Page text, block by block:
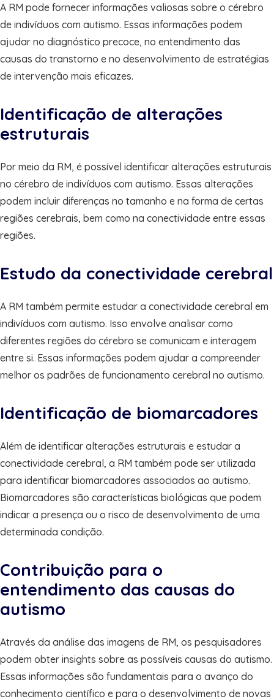
A RM pode fornecer informações valiosas sobre o cérebro
de indivíduos com autismo. Essas informações podem
ajudar no diagnóstico precoce, no entendimento das
causas do transtorno e no desenvolvimento de estratégias
de intervenção mais eficazes.
Identificação de alterações
estruturais
Por meio da RM, é possível identificar alterações estruturais
no cérebro de indivíduos com autismo. Essas alterações
podem incluir diferenças no tamanho e na forma de certas
regiões cerebrais, bem como na conectividade entre essas
regiões.
Estudo da conectividade cerebral
A RM também permite estudar a conectividade cerebral em
indivíduos com autismo. Isso envolve analisar como
diferentes regiões do cérebro se comunicam e interagem
entre si. Essas informações podem ajudar a compreender
melhor os padrões de funcionamento cerebral no autismo.
Identificação de biomarcadores
Além de identificar alterações estruturais e estudar a
conectividade cerebral, a RM também pode ser utilizada
para identificar biomarcadores associados ao autismo.
Biomarcadores são características biológicas que podem
indicar a presença ou o risco de desenvolvimento de uma
determinada condição.
Contribuição para o
entendimento das causas do
autismo
Através da análise das imagens de RM, os pesquisadores
podem obter insights sobre as possíveis causas do autismo.
Essas informações são fundamentais para o avanço do
conhecimento científico e para o desenvolvimento de novas